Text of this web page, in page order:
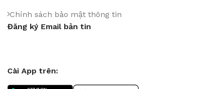
Chính sách bảo mật thông tin
Đăng ký Email bản tin
Cài App trên: